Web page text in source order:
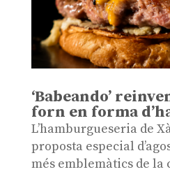
‘Babeando’
forn en forma
L’hamburgueseria de
proposta especial
més emblemàtics de la